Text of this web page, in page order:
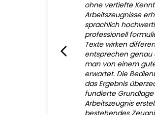
ohne vertiefte
Arbeitszeugnisse
sprachlich
professionell
Texte wirken
entsprechen genau
man von einem
erwartet. Die
das Ergebnis
fundierte
Arbeitszeugnis
bestehendes